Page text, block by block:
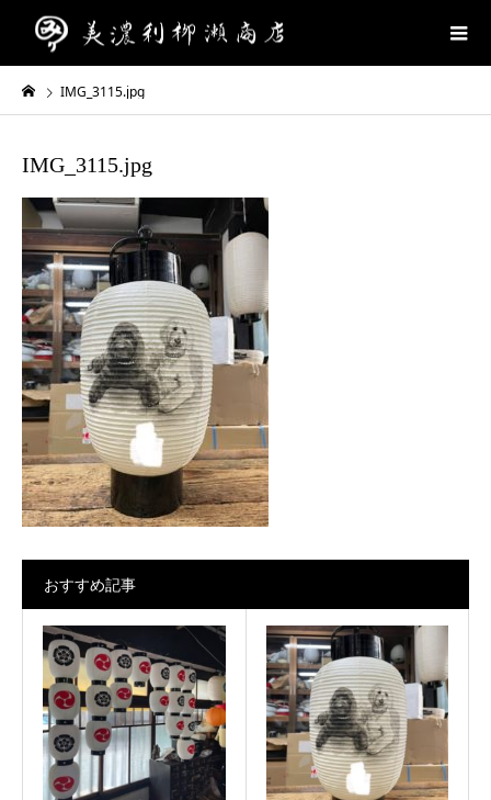
IMG_3115.jpg
IMG_3115.jpg
おすすめ記事